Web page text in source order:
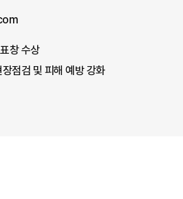
창 수상
점검 및 피해 예방 강화